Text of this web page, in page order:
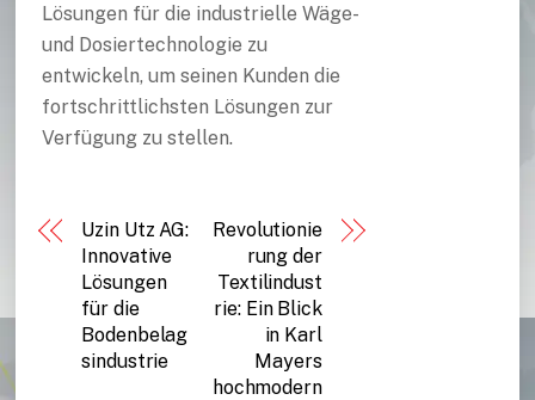
Lösungen für die industrielle Wäge-
und Dosiertechnologie zu
entwickeln, um seinen Kunden die
fortschrittlichsten Lösungen zur
Verfügung zu stellen.
Uzin Utz AG:
Innovative
Lösungen
für die
Bodenbelag
sindustrie
Revolutionie
rung der
Textilindust
rie: Ein Blick
in Karl
Mayers
hochmodern